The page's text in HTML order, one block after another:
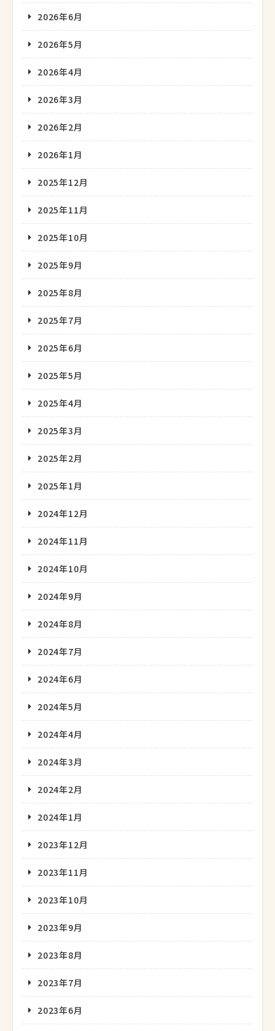
2026年6月
2026年5月
2026年4月
2026年3月
2026年2月
2026年1月
2025年12月
2025年11月
2025年10月
2025年9月
2025年8月
2025年7月
2025年6月
2025年5月
2025年4月
2025年3月
2025年2月
2025年1月
2024年12月
2024年11月
2024年10月
2024年9月
2024年8月
2024年7月
2024年6月
2024年5月
2024年4月
2024年3月
2024年2月
2024年1月
2023年12月
2023年11月
2023年10月
2023年9月
2023年8月
2023年7月
2023年6月